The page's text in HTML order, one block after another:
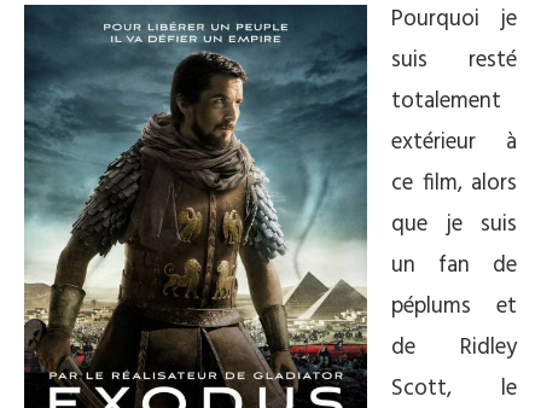
Pourquoi je
suis resté
totalement
extérieur à
ce film, alors
que je suis
un fan de
péplums et
de Ridley
Scott, le